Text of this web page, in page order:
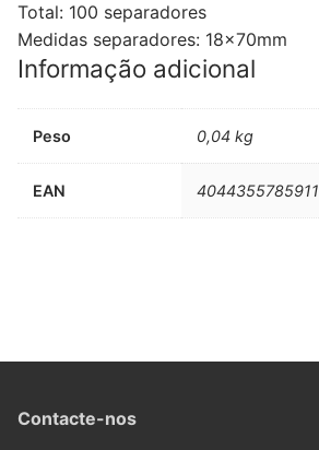
Total: 100 separadores
Medidas separadores: 18x70mm
Informação adicional
Peso 0,04 kg
EAN 4044355785911
Contacte-nos